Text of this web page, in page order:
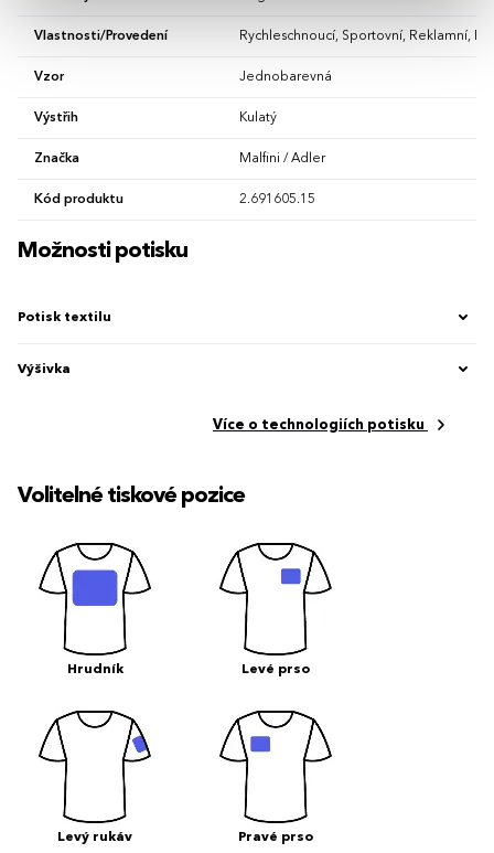
Vlastnosti/Provedení Rychleschnoucí, Sportovní, Reklamní,
Vzor Jednobarevná
Výstřih Kulatý
Značka Malfini / Adler
Kód produktu 2.691605.15
Možnosti potisku
Potisk textilu
Výšivka
Více o technologiích potisku
Volitelné tiskové pozice
Hrudník Levé prso
Levý rukáv Pravé prso